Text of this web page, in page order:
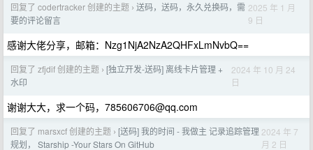
回复了 codertracker 创建的主题 › 送码，送码，永久兑换码，需
要的评论留言
2025 年 1 月
9 日
感谢大佬分享，邮箱：Nzg1NjA2NzA2QHFxLmNvbQ==
回复了 zfjdif 创建的主题 › [独立开发-送码] 离线卡片管理 +
水印
2024 年 10 月 24
日
谢谢大大，求一个码， 785606706@qq.com
回复了 marsxcf 创建的主题 › [送码] 我的时间 - 我做主 记录追踪管理
规划， Starship -Your Stars On GitHub
2024 年 7
月 2 日